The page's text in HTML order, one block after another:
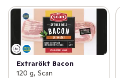
Extrarökt Bacon
120 g, Scan